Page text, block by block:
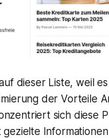
dieser Liste, weil
der Vorteile
sich diese